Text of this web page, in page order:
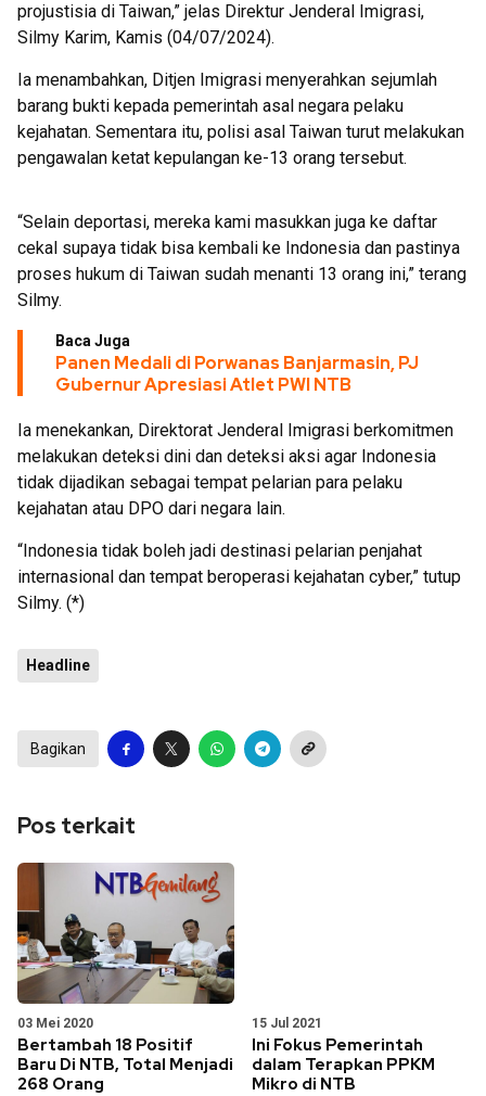
projustisia di Taiwan,” jelas Direktur Jenderal Imigrasi,
Silmy Karim, Kamis (04/07/2024).
Ia menambahkan, Ditjen Imigrasi menyerahkan sejumlah
barang bukti kepada pemerintah asal negara pelaku
kejahatan. Sementara itu, polisi asal Taiwan turut melakukan
pengawalan ketat kepulangan ke-13 orang tersebut.
“Selain deportasi, mereka kami masukkan juga ke daftar
cekal supaya tidak bisa kembali ke Indonesia dan pastinya
proses hukum di Taiwan sudah menanti 13 orang ini,” terang
Silmy.
Baca Juga
Panen Medali di Porwanas Banjarmasin, PJ
Gubernur Apresiasi Atlet PWI NTB
Ia menekankan, Direktorat Jenderal Imigrasi berkomitmen
melakukan deteksi dini dan deteksi aksi agar Indonesia
tidak dijadikan sebagai tempat pelarian para pelaku
kejahatan atau DPO dari negara lain.
“Indonesia tidak boleh jadi destinasi pelarian penjahat
internasional dan tempat beroperasi kejahatan cyber,” tutup
Silmy. (*)
Headline
Bagikan
Pos terkait
03 Mei 2020
Bertambah 18 Positif
Baru Di NTB, Total Menjadi
268 Orang
15 Jul 2021
Ini Fokus Pemerintah
dalam Terapkan PPKM
Mikro di NTB